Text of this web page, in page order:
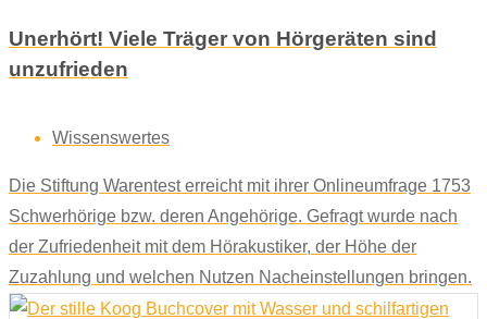
Unerhört! Viele Träger von Hörgeräten sind
unzufrieden
Wissenswertes
Die Stiftung Warentest erreicht mit ihrer Onlineumfrage 1753
Schwerhörige bzw. deren Angehörige. Gefragt wurde nach
der Zufriedenheit mit dem Hörakustiker, der Höhe der
Zuzahlung und welchen Nutzen Nacheinstellungen bringen.